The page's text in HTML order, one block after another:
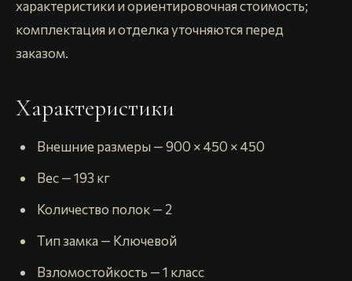
характеристики и ориентировочная стоимость;
комплектация и отделка уточняются перед
заказом.
Характеристики
️ Внешние размеры — 900 × 450 × 450
️ Вес — 193 кг
️ Количество полок — 2
️ Тип замка — Ключевой
️ Взломостойкость — 1 класс